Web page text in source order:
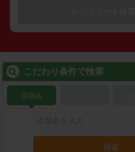
こだわり条件で検索
店舗名
検索